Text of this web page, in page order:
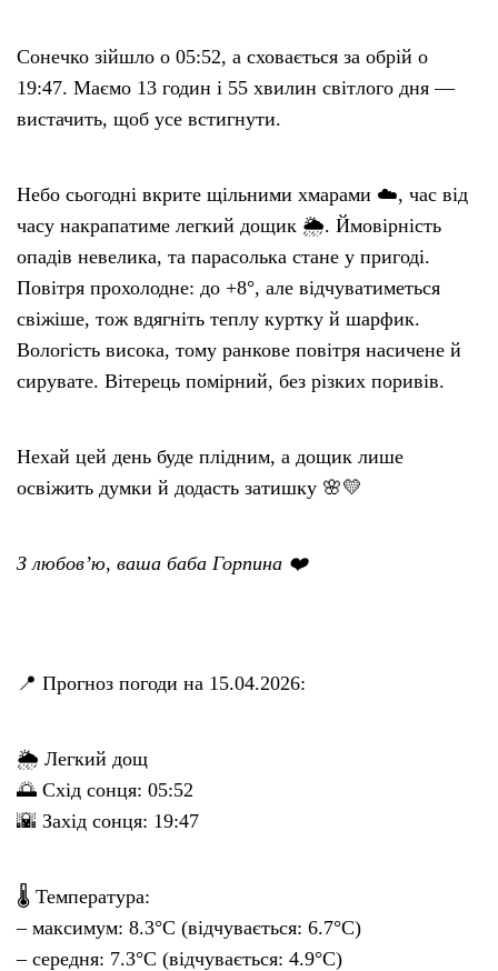
Сонечко зійшло о 05:52, а сховається за обрій о
19:47. Маємо 13 годин і 55 хвилин світлого дня —
вистачить, щоб усе встигнути.
Небо сьогодні вкрите щільними хмарами ☁️, час від
часу накрапатиме легкий дощик 🌦. Ймовірність
опадів невелика, та парасолька стане у пригоді.
Повітря прохолодне: до +8°, але відчуватиметься
свіжіше, тож вдягніть теплу куртку й шарфик.
Вологість висока, тому ранкове повітря насичене й
сирувате. Вітерець помірний, без різких поривів.
Нехай цей день буде плідним, а дощик лише
освіжить думки й додасть затишку 🌸💛
З любов’ю, ваша баба Горпина ❤️
📍 Прогноз погоди на 15.04.2026:
🌦 Легкий дощ
🌅 Схід сонця: 05:52
🌇 Захід сонця: 19:47
🌡 Температура:
– максимум: 8.3°C (відчувається: 6.7°C)
– середня: 7.3°C (відчувається: 4.9°C)